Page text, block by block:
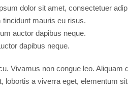
dolor sit amet, consectetuer
tincidunt mauris eu risus.
auctor dapibus neque.
dapibus neque.
Vivamus non congue leo.
lobortis a viverra eget, elementum
Villa with pool